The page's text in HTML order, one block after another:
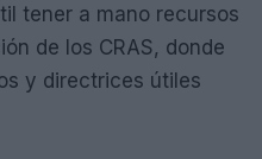
tener a mano recursos
de los CRAS, donde
y directrices útiles